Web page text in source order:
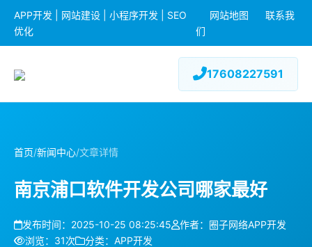
APP开发 | 网站建设 | 小程序开发 | SEO
优化
网站地图
联系我
们
17608227591
首页/新闻中心/文章详情
南京浦口软件开发公司哪家最好
发布时间：2025-10-25 08:25:45
作者：圈子网络APP开发
浏览：31次
分类：APP开发